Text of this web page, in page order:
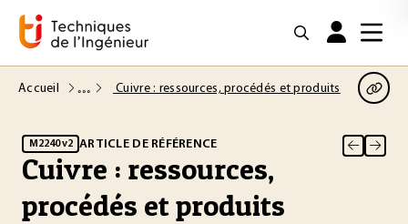
Accueil Cuivre : ressources, procédés et produits
M2240 v2 ARTICLE DE RÉFÉRENCE
Cuivre : ressources,
procédés et produits